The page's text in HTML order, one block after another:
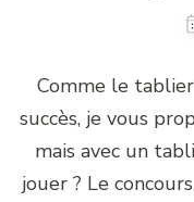
Comme le
succès, je vous
mais avec un
jouer ? Le